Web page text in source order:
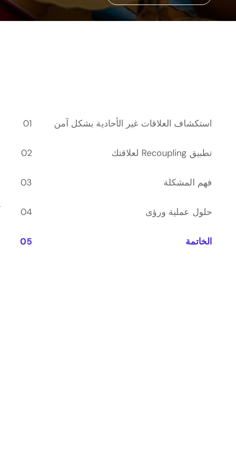
استكشاف العلاقات غير الأحادية بشكل آمن
تطبيق Recoupling لعلاقتك
فهم المشكلة
حلول عملية ورؤى
الخاتمة